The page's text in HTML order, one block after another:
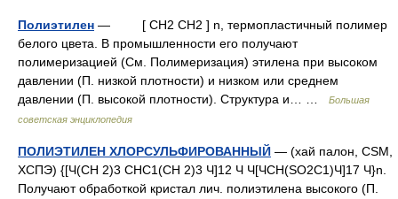
Полиэтилен — [ CH2 CH2 ] n, термопластичный полимер
белого цвета. В промышленности его получают
полимеризацией (См. Полимеризация) этилена при высоком
давлении (П. низкой плотности) и низком или среднем
давлении (П. высокой плотности). Структура и… …
Большая
советская энциклопедия
ПОЛИЭТИЛЕН ХЛОРСУЛЬФИРОВАННЫЙ — (хай палон, CSM,
ХСПЭ) {[Ч(СН 2)3 СНС1(СН 2)3 Ч]12 Ч Ч[ЧCH(SO2C1)Ч]17 Ч}n.
Получают обработкой кристал лич. полиэтилена высокого (П.